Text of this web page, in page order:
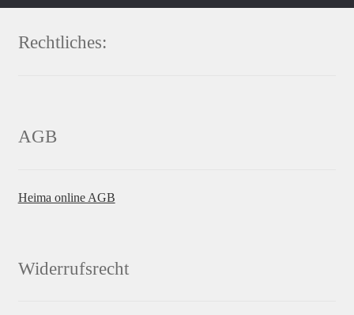
Rechtliches:
AGB
Heima online AGB
Widerrufsrecht